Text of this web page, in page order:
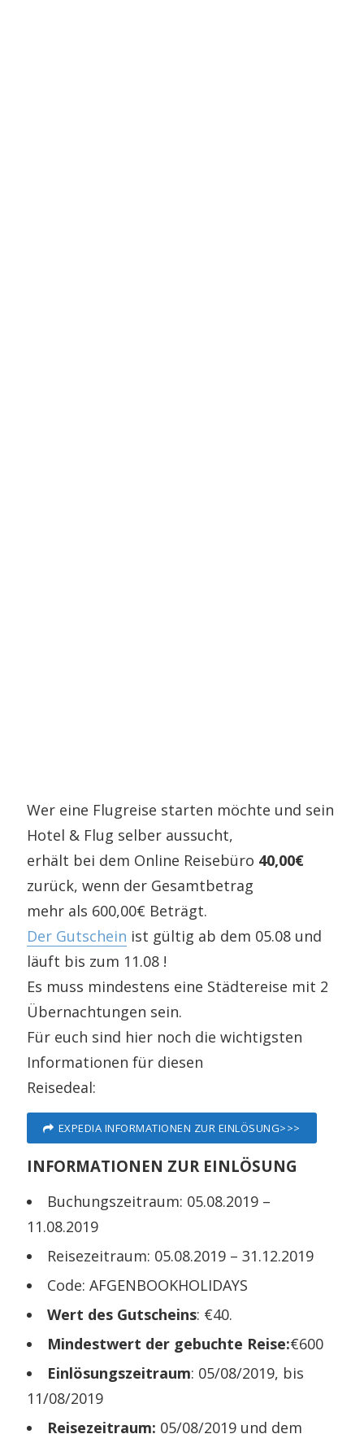
Wer eine Flugreise starten möchte und sein
Hotel & Flug selber aussucht,
erhält bei dem Online Reisebüro 40,00€
zurück, wenn der Gesamtbetrag
mehr als 600,00€ Beträgt.
Der Gutschein ist gültig ab dem 05.08 und
läuft bis zum 11.08 !
Es muss mindestens eine Städtereise mit 2
Übernachtungen sein.
Für euch sind hier noch die wichtigsten
Informationen für diesen
Reisedeal:
EXPEDIA INFORMATIONEN ZUR EINLÖSUNG>>>
INFORMATIONEN ZUR EINLÖSUNG
Buchungszeitraum: 05.08.2019 –
11.08.2019
Reisezeitraum: 05.08.2019 – 31.12.2019
Code: AFGENBOOKHOLIDAYS
Wert des Gutscheins: €40.
Mindestwert der gebuchte Reise:€600
Einlösungszeitraum: 05/08/2019, bis
11/08/2019
Reisezeitraum: 05/08/2019 und dem